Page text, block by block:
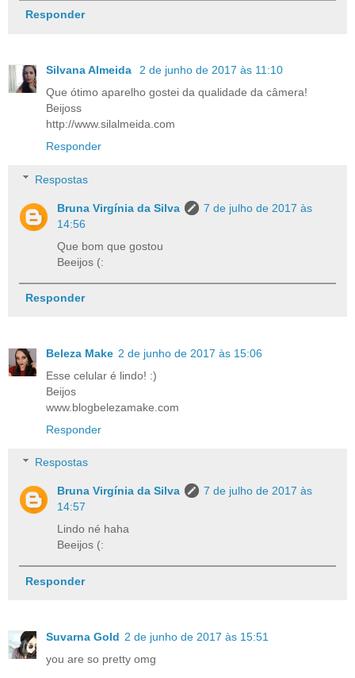
Responder
Silvana Almeida
2 de junho de 2017 às 11:10
Que ótimo aparelho gostei da qualidade da câmera!
Beijoss
http://www.silalmeida.com
Responder
Respostas
Bruna Virgínia da Silva
7 de julho de 2017 às
14:56
Que bom que gostou
Beeijos (:
Responder
Beleza Make 2 de junho de 2017 às 15:06
Esse celular é lindo! :)
Beijos
www.blogbelezamake.com
Responder
Respostas
Bruna Virgínia da Silva
7 de julho de 2017 às
14:57
Lindo né haha
Beeijos (:
Responder
Suvarna Gold 2 de junho de 2017 às 15:51
you are so pretty omg